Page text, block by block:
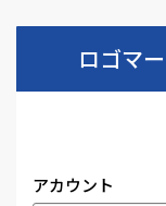
ロゴマ
アカウント